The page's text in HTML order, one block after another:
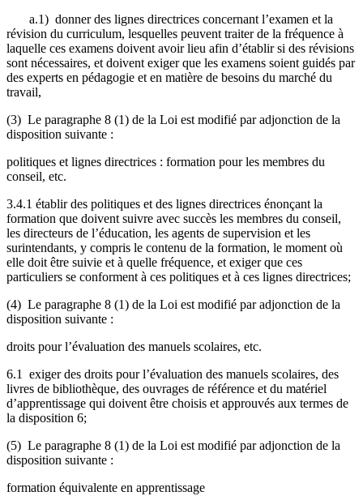
a.1) donner des lignes directrices concernant l’examen et la
révision du curriculum, lesquelles peuvent traiter de la fréquence à
laquelle ces examens doivent avoir lieu afin d’établir si des révisions
sont nécessaires, et doivent exiger que les examens soient guidés par
des experts en pédagogie et en matière de besoins du marché du
travail,
(3) Le paragraphe 8 (1) de la Loi est modifié par adjonction de la
disposition suivante :
politiques et lignes directrices : formation pour les membres du
conseil, etc.
3.4.1 établir des politiques et des lignes directrices énonçant la
formation que doivent suivre avec succès les membres du conseil,
les directeurs de l’éducation, les agents de supervision et les
surintendants, y compris le contenu de la formation, le moment où
elle doit être suivie et à quelle fréquence, et exiger que ces
particuliers se conforment à ces politiques et à ces lignes directrices;
(4) Le paragraphe 8 (1) de la Loi est modifié par adjonction de la
disposition suivante :
droits pour l’évaluation des manuels scolaires, etc.
6.1 exiger des droits pour l’évaluation des manuels scolaires, des
livres de bibliothèque, des ouvrages de référence et du matériel
d’apprentissage qui doivent être choisis et approuvés aux termes de
la disposition 6;
(5) Le paragraphe 8 (1) de la Loi est modifié par adjonction de la
disposition suivante :
formation équivalente en apprentissage